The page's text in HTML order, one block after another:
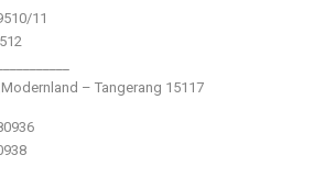
11
– Tangerang 15117